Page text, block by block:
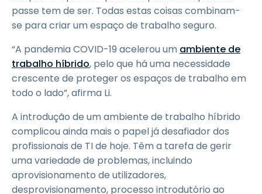
passe tem de ser. Todas estas coisas combinam-
se para criar um espaço de trabalho seguro.
“A pandemia COVID-19 acelerou um ambiente de
trabalho híbrido, pelo que há uma necessidade
crescente de proteger os espaços de trabalho em
todo o lado”, afirma Li.
A introdução de um ambiente de trabalho híbrido
complicou ainda mais o papel já desafiador dos
profissionais de TI de hoje. Têm a tarefa de gerir
uma variedade de problemas, incluindo
aprovisionamento de utilizadores,
desprovisionamento, processo introdutório ao